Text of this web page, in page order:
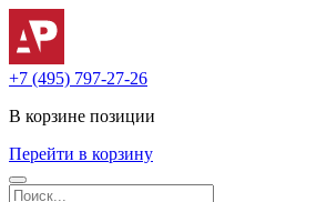
+7 (495) 797-27-26
В корзине позиции
Перейти в корзину